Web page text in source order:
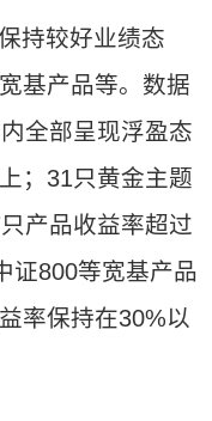
持较好业绩态
基产品等。数据
全部呈现浮盈态
；31只黄金主题
产品收益率超过
证800等宽基产品
率保持在30%以